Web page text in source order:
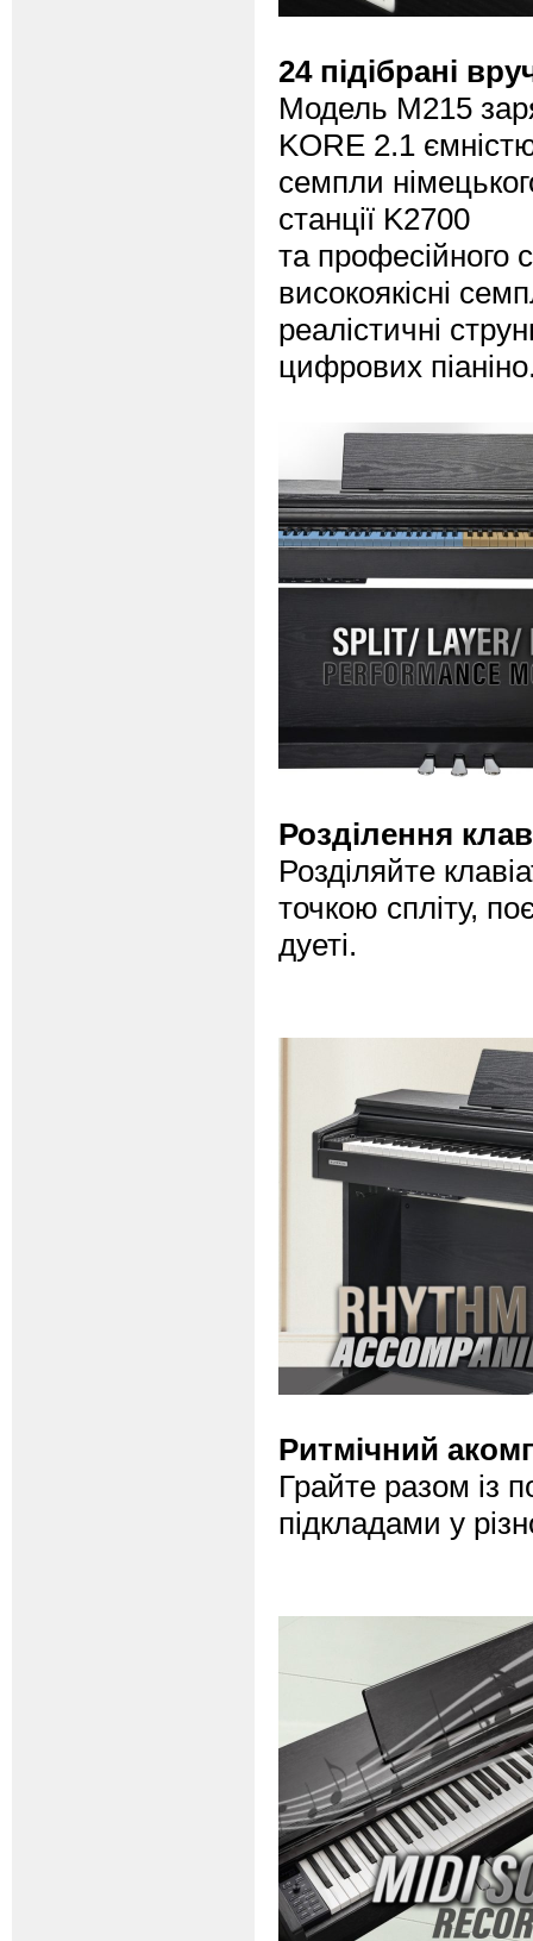
24 підібрані
Модель M215
KORE 2.1
семпли
станції K2700
та професійного
високоякісні
реалістичні
цифрових
Розділення
Розділяйте
точкою спліту,
дуеті.
Ритмічний
Грайте разом із
підкладами у